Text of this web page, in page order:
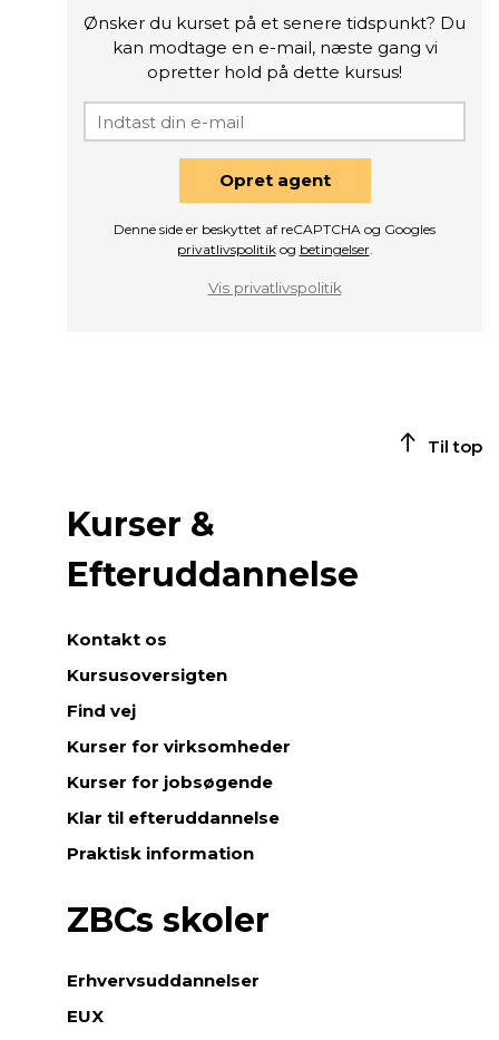
Ønsker du kurset på et senere tidspunkt? Du
kan modtage en e-mail, næste gang vi
opretter hold på dette kursus!
Opret agent
Denne side er beskyttet af reCAPTCHA og Googles
privatlivspolitikog betingelser.
Vis privatlivspolitik
Til top
Kurser &
Efteruddannelse
Kontakt os
Kursusoversigten
Find vej
Kurser for virksomheder
Kurser for jobsøgende
Klar til efteruddannelse
Praktisk information
ZBCs skoler
Erhvervsuddannelser
EUX